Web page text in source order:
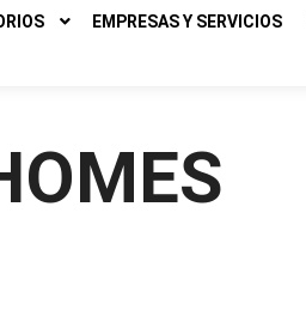
EMPRESAS Y SERVICIOS